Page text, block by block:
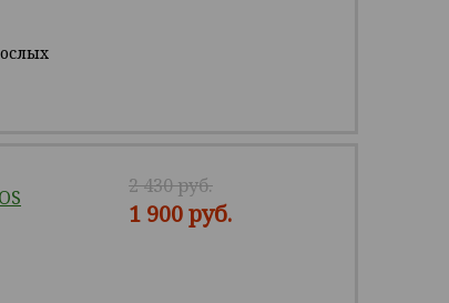
2 430 руб.
1 900 руб.